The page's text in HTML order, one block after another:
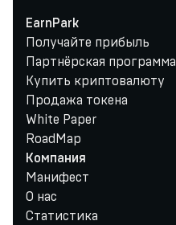
EarnPark
Получайте прибыль
Партнёрская программа
Купить криптовалюту
Продажа токена
White Paper
RoadMap
Компания
Манифест
О нас
Статистика